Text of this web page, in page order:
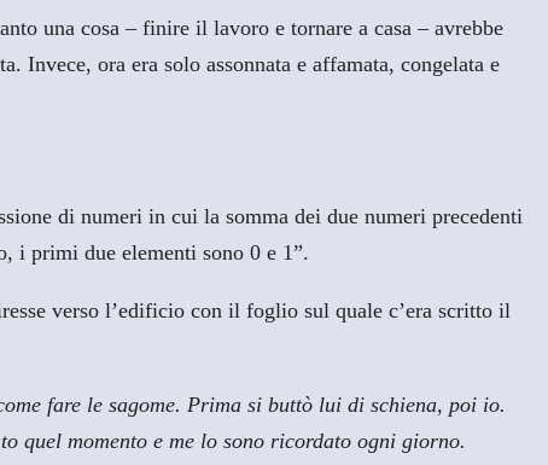
una cosa – finire il lavoro e tornare a casa – avrebbe
Invece, ora era solo assonnata e affamata, congelata e
di numeri in cui la somma dei due numeri precedenti
i primi due elementi sono 0 e 1”.
verso l’edificio con il foglio sul quale c’era scritto il
fare le sagome. Prima si buttò lui di schiena, poi io.
quel momento e me lo sono ricordato ogni giorno.